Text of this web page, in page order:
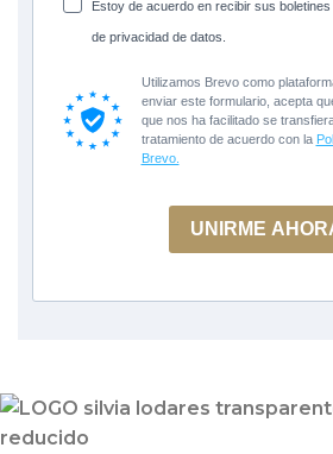
Estoy de acuerdo en recibir sus
de privacidad de datos.
Utilizamos Brevo como
enviar este formulario, acepta
que nos ha facilitado se
tratamiento de acuerdo con la
Brevo.
UNIRME